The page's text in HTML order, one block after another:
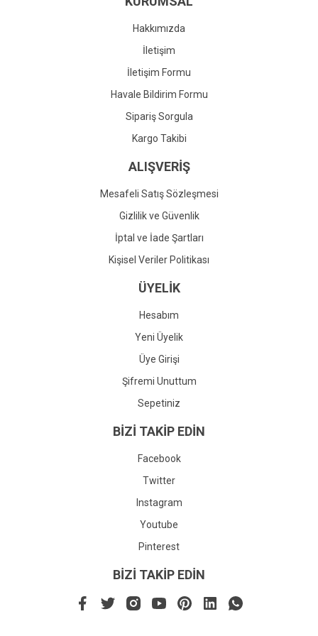
Gönder
Hakkımızda
İletişim
İletişim Formu
Havale Bildirim Formu
Sipariş Sorgula
Kargo Takibi
ALIŞVERİŞ
Mesafeli Satış Sözleşmesi
Gizlilik ve Güvenlik
İptal ve İade Şartları
Kişisel Veriler Politikası
ÜYELİK
Hesabım
Yeni Üyelik
Üye Girişi
Şifremi Unuttum
Sepetiniz
BİZİ TAKİP EDİN
Facebook
Twitter
Instagram
Youtube
Pinterest
BİZİ TAKİP EDİN